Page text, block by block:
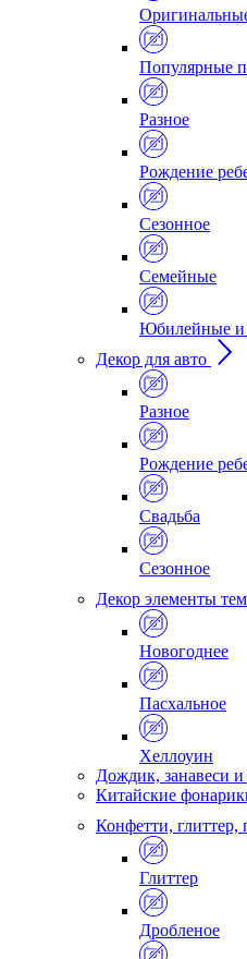
Популярные
Разное
Рождение
Сезонное
Семейные
Юбилейные и
Декор для авто
Разное
Рождение
Свадьба
Сезонное
Декор элементы
Новогоднее
Пасхальное
Хеллоуин
Дождик, занавеси
Китайские
Конфетти, глиттер,
Глиттер
Дробленое